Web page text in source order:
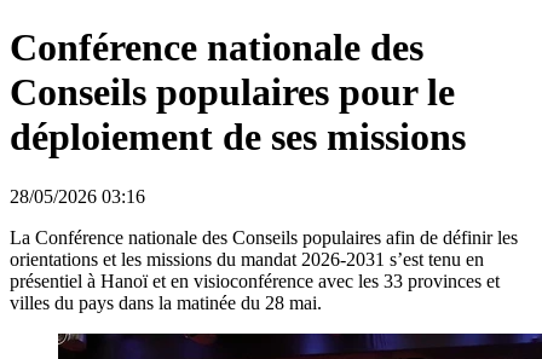
Conférence nationale des
Conseils populaires pour le
déploiement de ses missions
28/05/2026 03:16
La Conférence nationale des Conseils populaires afin de définir les
orientations et les missions du mandat 2026-2031 s’est tenu en
présentiel à Hanoï et en visioconférence avec les 33 provinces et
villes du pays dans la matinée du 28 mai.